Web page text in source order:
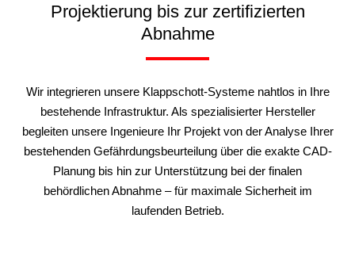
Projektierung bis zur zertifizierten
Abnahme
Wir integrieren unsere Klappschott-Systeme nahtlos in Ihre
bestehende Infrastruktur. Als spezialisierter Hersteller
begleiten unsere Ingenieure Ihr Projekt von der Analyse Ihrer
bestehenden Gefährdungsbeurteilung über die exakte CAD-
Planung bis hin zur Unterstützung bei der finalen
behördlichen Abnahme – für maximale Sicherheit im
laufenden Betrieb.